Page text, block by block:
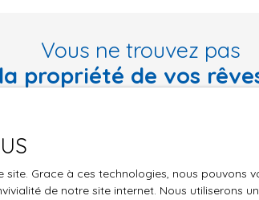
Vous ne trouvez pas
la propriété de vos
Maison
Grace à ces technologies, nous pouvons
de notre site internet. Nous utiliserons